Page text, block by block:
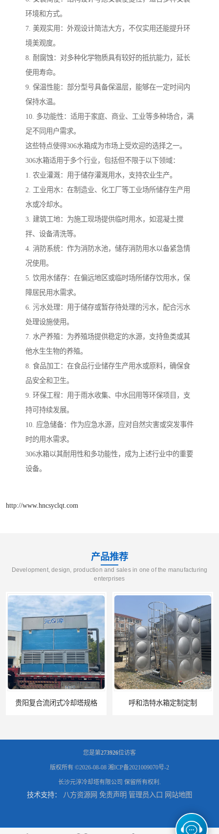
环境和方式。
7. 美观实用：外观设计简洁大方，不仅实用还能提升环
境美观度。
8. 耐腐蚀：对多种化学物质具有较好的抵抗能力，延长
使用寿命。
9. 保温性能：部分型号具备保温层，能够在一定时间内
保持水温。
10. 多功能性：适用于家庭、商业、工业等多种场合，满
足不同用户需求。
这些特点使得306水箱成为市场上受欢迎的选择之一。
306水箱适用于多个行业，包括但不限于以下领域：
1. 农业灌溉：用于储存灌溉用水，支持农业生产。
2. 工业用水：在制造业、化工厂等工业场所储存生产用
水或冷却水。
3. 建筑工地：为施工现场提供临时用水，如混凝土搅
拌、设备清洗等。
4. 消防系统：作为消防水池，储存消防用水以备紧急情
况使用。
5. 饮用水储存：在偏远地区或临时场所储存饮用水，保
障居民用水需求。
6. 污水处理：用于储存或暂存待处理的污水，配合污水
处理设施使用。
7. 水产养殖：为养殖场提供稳定的水源，支持鱼类或其
他水生生物的养殖。
8. 食品加工：在食品行业储存生产用水或原料，确保食
品安全和卫生。
9. 环保工程：用于雨水收集、中水回用等环保项目，支
持可持续发展。
10. 应急储备：作为应急水源，应对自然灾害或突发事件
时的用水需求。
306水箱以其耐用性和多功能性，成为上述行业中的重要
设备。
http://www.hncsyclqt.com
产品推荐
Development, design, production and sales in one of the manufacturing
enterprises
呼和浩特水箱定制定制
电厂冷却塔 郑州喷淋泵厂家
您是第273926位访客
版权所有 ©2026-08-08 湘ICP备2021009070号-2
长沙元淳冷却塔有限公司 保留所有权利.
技术支持： 八方资源网 免责声明 管理员入口 网站地图